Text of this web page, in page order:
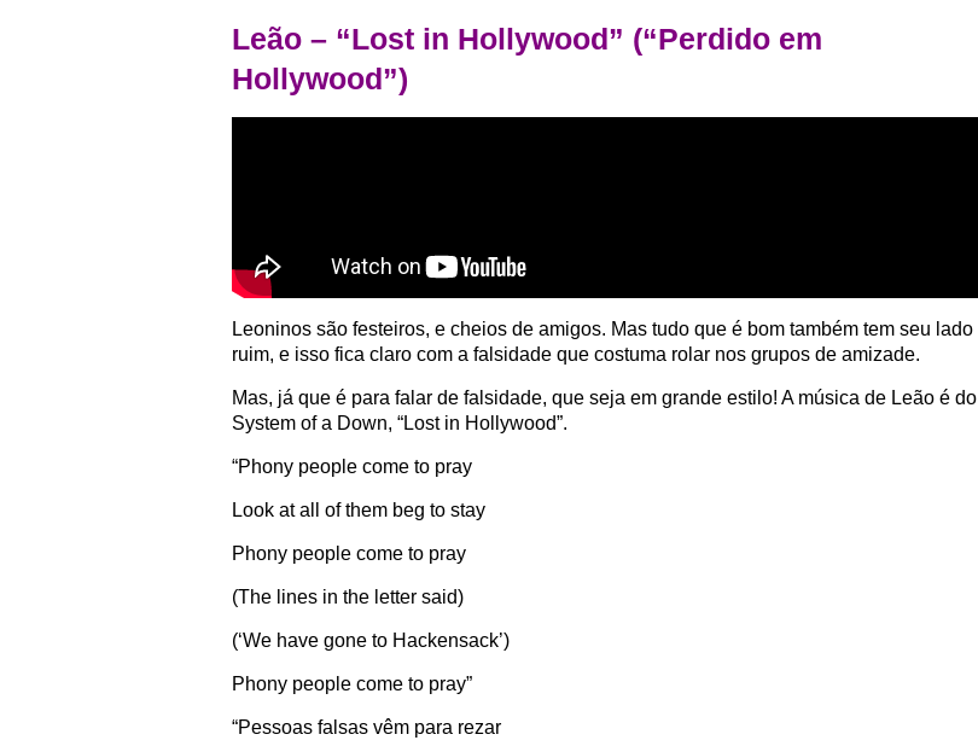
Leão – “Lost in Hollywood” (“Perdido em
Hollywood”)
Leoninos são festeiros, e cheios de amigos. Mas tudo que é bom também tem seu lado
ruim, e isso fica claro com a falsidade que costuma rolar nos grupos de amizade.
Mas, já que é para falar de falsidade, que seja em grande estilo! A música de Leão é do
System of a Down, “Lost in Hollywood”.
“Phony people come to pray
Look at all of them beg to stay
Phony people come to pray
(The lines in the letter said)
(‘We have gone to Hackensack’)
Phony people come to pray”
“Pessoas falsas vêm para rezar